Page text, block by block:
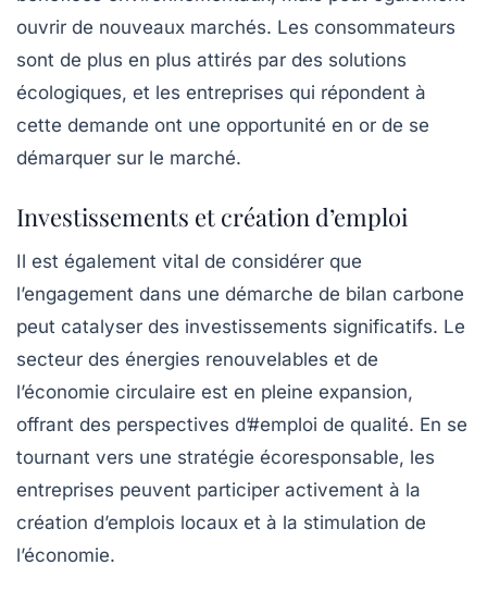
ouvrir de nouveaux marchés. Les consommateurs
sont de plus en plus attirés par des solutions
écologiques, et les entreprises qui répondent à
cette demande ont une opportunité en or de se
démarquer sur le marché.
Investissements et création d’emploi
Il est également vital de considérer que
l’engagement dans une démarche de bilan carbone
peut catalyser des investissements significatifs. Le
secteur des énergies renouvelables et de
l’économie circulaire est en pleine expansion,
offrant des perspectives d’#emploi de qualité. En se
tournant vers une stratégie écoresponsable, les
entreprises peuvent participer activement à la
création d’emplois locaux et à la stimulation de
l’économie.